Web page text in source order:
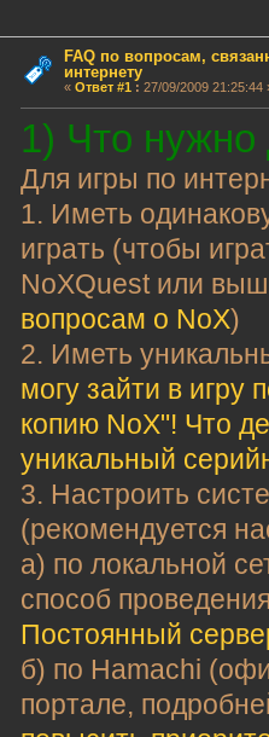
FAQ по вопросам,
интернету
« Ответ #1 : 27/09/2009 21:25:44
1) Что нужно
Для игры по
1. Иметь
играть (чтобы
NoXQuest или
вопросам о NoX)
2. Иметь
могу зайти в
копию NoX"! Что
уникальный
3. Настроить
(рекомендуется
а) по локальной
способ
Постоянный
б) по Hamachi
портале,